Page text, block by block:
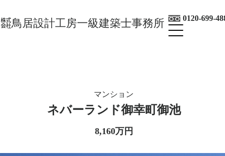
㍿鳥居設計工房一級建築士事務所 0120-699-
マンション
ネバーランド御幸町御池
8,160万円